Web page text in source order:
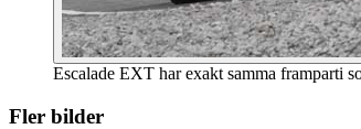
Escalade EXT har exakt samma framparti
Fler bilder